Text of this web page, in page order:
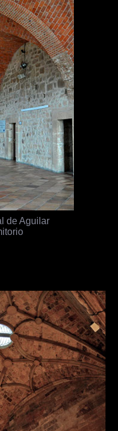
de Aguilar